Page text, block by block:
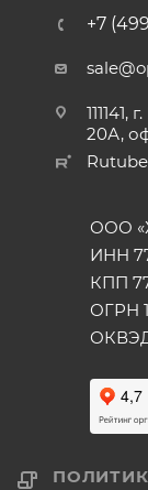
+7
20А,
Rutube
ООО
ИНН
КПП
ОГРН